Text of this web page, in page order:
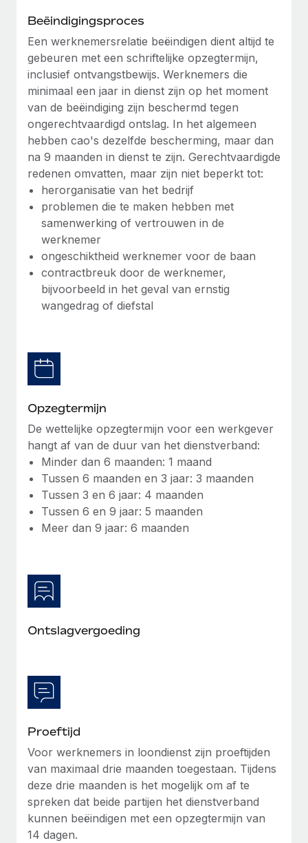
Compliance Watchtower
Blijf compliance-risico's voor
Apparaatbeheer
Lever en track wereldwijd IT-middelen
Entiteiten oprichten
Stel snel compliant entiteiten op
Mobiliteit en overplaatsing
Plaats werknemers moeiteloos over
Secundaire arbeidsvoorwaarden
Eenvoudig secundaire arbeidsvoorwaarden
beheren
Hoe AI-pionier Weaviate zijn team met 120%
liet groeien met Remote
Weaviate in één oogopslag Weaviate bouwt open source,
AI-first infrastructuur. De missie van het...
Meer informatie
De strategische samenwerking tussen
Reverse Tech en Remote voor zzp- en payroll-
beheer
Reverse Tech in een oogopslag Reverse Tech, een start-
up op het gebied van gezondheid en welzijn,...
Meer informatie
BLOG
Global Payroll
EOR en PEO
Contractor Management
Belastingen
Naar de blog
BLOG
Productupdates van Remote: Gusto- en Xero-
integraties en Contractor Management Plus
Het blijft de missie van Remote om alle soorten bedrijven
Meer informatie
beheert met Remote
Phiture, een toonaangevende leider in de wereldwijde
mobiele groeiadviessector, zet zich sinds 2016...
Meer informatie
Beëindigingsproces
Een werknemersrelatie beëindigen dient altijd te
gebeuren met een schriftelijke opzegtermijn,
inclusief ontvangstbewijs. Werknemers die
minimaal een jaar in dienst zijn op het moment
van de beëindiging zijn beschermd tegen
ongerechtvaardigd ontslag. In het algemeen
hebben cao's dezelfde bescherming, maar dan
na 9 maanden in dienst te zijn. Gerechtvaardigde
redenen omvatten, maar zijn niet beperkt tot:
herorganisatie van het bedrijf
problemen die te maken hebben met
samenwerking of vertrouwen in de
werknemer
ongeschiktheid werknemer voor de baan
contractbreuk door de werknemer,
bijvoorbeeld in het geval van ernstig
wangedrag of diefstal
Opzegtermijn
De wettelijke opzegtermijn voor een werkgever
hangt af van de duur van het dienstverband:
Minder dan 6 maanden: 1 maand
Tussen 6 maanden en 3 jaar: 3 maanden
Tussen 3 en 6 jaar: 4 maanden
Tussen 6 en 9 jaar: 5 maanden
Meer dan 9 jaar: 6 maanden
Ontslagvergoeding
Proeftijd
Voor werknemers in loondienst zijn proeftijden
van maximaal drie maanden toegestaan. Tijdens
deze drie maanden is het mogelijk om af te
spreken dat beide partijen het dienstverband
kunnen beëindigen met een opzegtermijn van
14 dagen.